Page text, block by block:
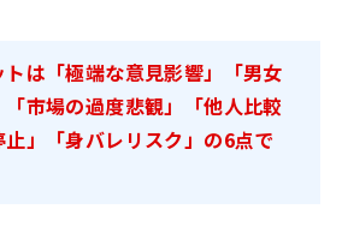
トは「極端な意見影響」「男女
市場の過度悲観」「他人比較
」「身バレリスク」の6点で